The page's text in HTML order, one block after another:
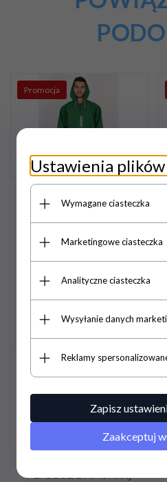
Promocja
KURTKA MĘSKA Aj
Group - PROS
232,53PLN/
189,05 PLN*
244,77 PLN / 199,00 PLN*
Promocja
PŁASZCZ DAMSKI Aj
Ustawienia
Wymagane ciasteczka
Marketingowe ciasteczka
Analityczne ciasteczka
Wysyłanie danych
Reklamy
Zapisz
Zaakceptuj